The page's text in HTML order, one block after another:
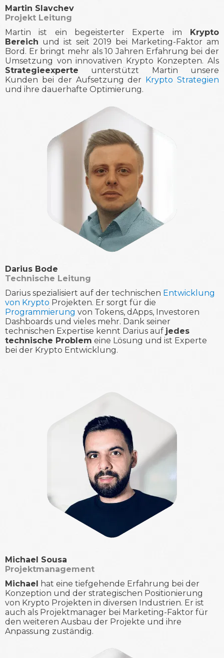
Martin Slavchev
Projekt Leitung
Martin ist ein begeisterter Experte im Krypto
Bereich und ist seit 2019 bei Marketing-Faktor am
Bord. Er bringt mehr als 10 Jahren Erfahrung bei der
Umsetzung von innovativen Krypto Konzepten. Als
Strategieexperte unterstützt Martin unsere
Kunden bei der Aufsetzung der Krypto Strategien
und ihre dauerhafte Optimierung.
Darius Bode
Technische Leitung
Darius spezialisiert auf der technischen Entwicklung
von Krypto Projekten. Er sorgt für die
Programmierung von Tokens, dApps, Investoren
Dashboards und vieles mehr. Dank seiner
technischen Expertise kennt Darius auf jedes
technische Problem eine Lösung und ist Experte
bei der Krypto Entwicklung.
Michael Sousa
Projektmanagement
Michael hat eine tiefgehende Erfahrung bei der
Konzeption und der strategischen Positionierung
von Krypto Projekten in diversen Industrien. Er ist
auch als Projektmanager bei Marketing-Faktor für
den weiteren Ausbau der Projekte und ihre
Anpassung zuständig.